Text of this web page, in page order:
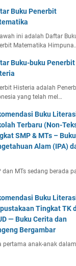
Buku Penerbit
ini adalah Daftar
Matematika
Buku-buku Penerbit
Histeria adalah
yang telah mel…
Buku
Terbaru (Non-
SMP & MTs –
Alam (IPA)
MTs sedang berada
Buku
Tingkat TK
— Buku Cerita dan
Bergambar
pertama anak-anak dalam